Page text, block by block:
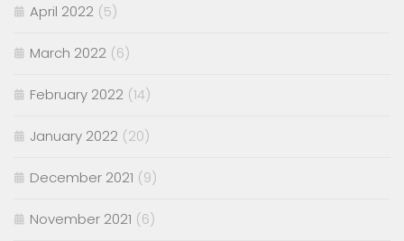
April 2022 (5)
March 2022 (6)
February 2022 (14)
January 2022 (20)
December 2021 (9)
November 2021 (6)